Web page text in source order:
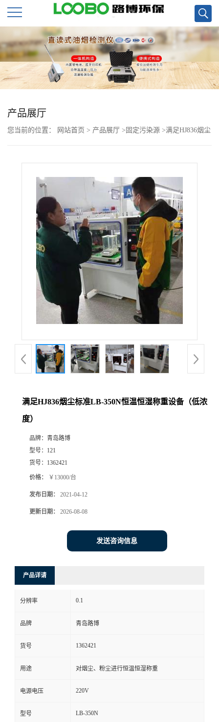
公
司
首
页
公
品
厅
方
式
在
产品展厅
您当前的位置： 网站首页 > 产品展厅 > 固定污染源 >满足HJ836烟尘
满足HJ836烟尘标准LB-350N恒温恒湿称重设备（低浓
度）
品牌： 青岛路博
型号： 121
货号： 1362421
价格： ￥13000/台
发布日期： 2021-04-12
更新日期： 2026-08-08
发送咨询信息
产品详请
分辨率 0.1
品牌 青岛路博
货号 1362421
用途 对烟尘、粉尘进行恒温恒湿称重
电源电压 220V
型号 LB-350N